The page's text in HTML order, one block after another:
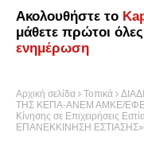
Ακολουθήστε το
μάθετε πρώτοι όλες
ενημέρωση
Αρχική σελίδα Τοπικά
ΤΗΣ ΚΕΠΑ-ΑΝΕΜ ΑΜΚΕ/
Κίνησης σε Επιχειρήσεις
ΕΠΑΝΕΚΚΙΝΗΣΗ